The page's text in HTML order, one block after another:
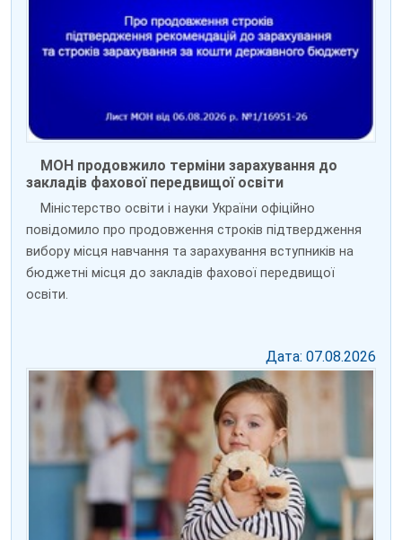
МОН продовжило терміни зарахування до
закладів фахової передвищої освіти
Міністерство освіти і науки України офіційно
повідомило про продовження строків підтвердження
вибору місця навчання та зарахування вступників на
бюджетні місця до закладів фахової передвищої
освіти.
Дата: 07.08.2026